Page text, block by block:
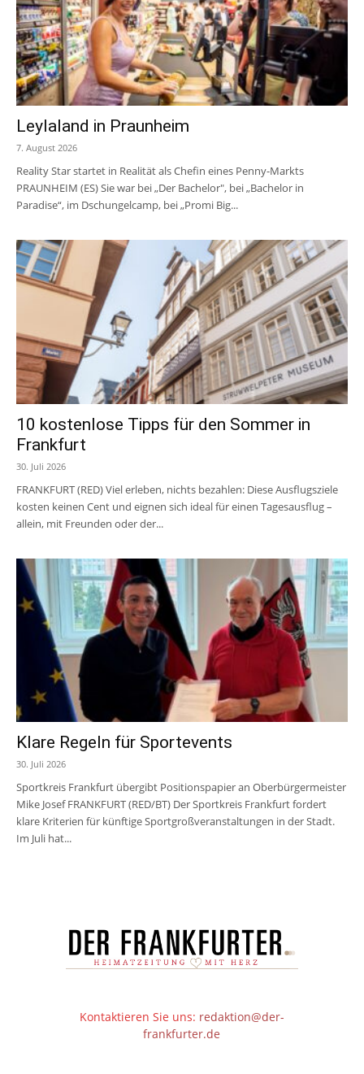
Leylaland in Praunheim
7. August 2026
Reality Star startet in Realität als Chefin eines Penny-Markts
PRAUNHEIM (ES) Sie war bei „Der Bachelor", bei „Bachelor in
Paradise“, im Dschungelcamp, bei „Promi Big...
10 kostenlose Tipps für den Sommer in
Frankfurt
30. Juli 2026
FRANKFURT (RED) Viel erleben, nichts bezahlen: Diese Ausflugsziele
kosten keinen Cent und eignen sich ideal für einen Tagesausflug –
allein, mit Freunden oder der...
Klare Regeln für Sportevents
30. Juli 2026
Sportkreis Frankfurt übergibt Positionspapier an Oberbürgermeister
Mike Josef FRANKFURT (RED/BT) Der Sportkreis Frankfurt fordert
klare Kriterien für künftige Sportgroßveranstaltungen in der Stadt.
Im Juli hat...
Kontaktieren Sie uns: redaktion@der-
frankfurter.de